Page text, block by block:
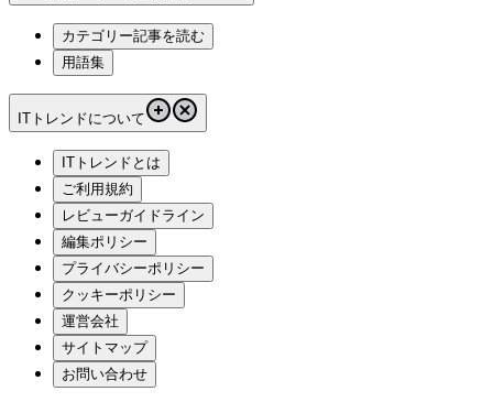
カテゴリー記事を読む
用語集
ITトレンドについて
ITトレンドとは
ご利用規約
レビューガイドライン
編集ポリシー
プライバシーポリシー
クッキーポリシー
運営会社
サイトマップ
お問い合わせ